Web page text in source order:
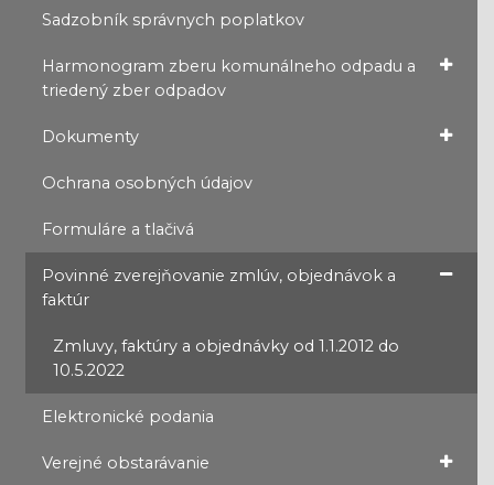
Sadzobník správnych poplatkov
Harmonogram zberu komunálneho odpadu a
triedený zber odpadov
Dokumenty
Ochrana osobných údajov
Formuláre a tlačivá
Povinné zverejňovanie zmlúv, objednávok a
faktúr
Zmluvy, faktúry a objednávky od 1.1.2012 do
10.5.2022
Elektronické podania
Verejné obstarávanie